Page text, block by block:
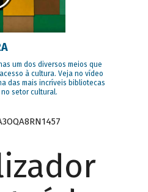
um dos diversos meios que
à cultura. Veja no vídeo
das mais incríveis bibliotecas
setor cultural.